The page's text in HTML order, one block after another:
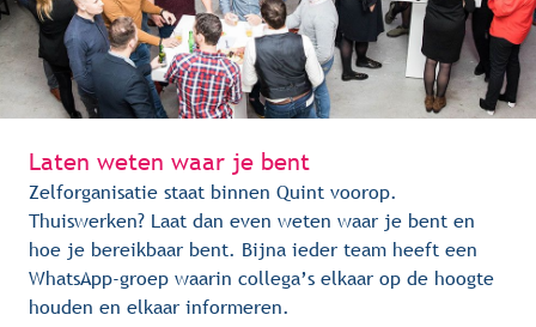
Laten weten waar je bent
Zelforganisatie staat binnen Quint voorop.
Thuiswerken? Laat dan even weten waar je bent en
hoe je bereikbaar bent. Bijna ieder team heeft een
WhatsApp-groep waarin collega’s elkaar op de hoogte
houden en elkaar informeren.